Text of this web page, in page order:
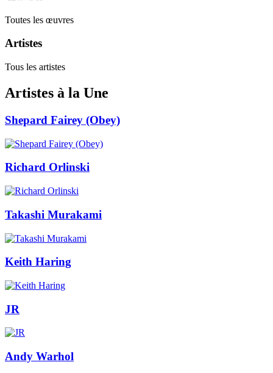
Toutes les œuvres
Artistes
Tous les artistes
Artistes à la Une
Shepard Fairey (Obey)
Richard Orlinski
Takashi Murakami
Keith Haring
JR
Andy Warhol